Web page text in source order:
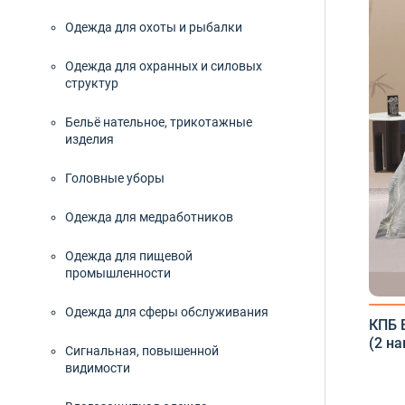
Одежда для охоты и рыбалки
Одежда для охранных и силовых
структур
Бельё нательное, трикотажные
изделия
Головные уборы
Одежда для медработников
Одежда для пищевой
промышленности
Одежда для сферы обслуживания
Сигнальная, повышенной
видимости
КПБ
(2